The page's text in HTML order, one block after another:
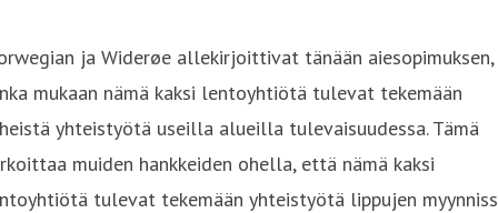
ja Widerøe allekirjoittivat tänään aiesopimuksen,
mukaan nämä kaksi lentoyhtiötä tulevat tekemään
yhteistyötä useilla alueilla tulevaisuudessa. Tämä
muiden hankkeiden ohella, että nämä kaksi
tulevat tekemään yhteistyötä lippujen